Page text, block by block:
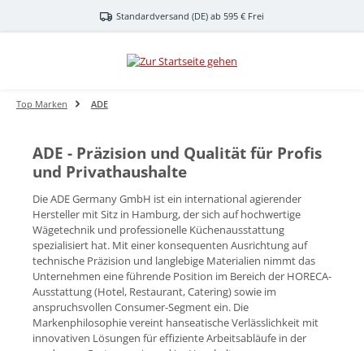
Zum Hauptinhalt springenStandardversand (DE) ab 595 € Frei
Top Marken ADE
ADE - Präzision und Qualität für Profis
und Privathaushalte
Die ADE Germany GmbH ist ein international agierender
Hersteller mit Sitz in Hamburg, der sich auf hochwertige
Wägetechnik und professionelle Küchenausstattung
spezialisiert hat. Mit einer konsequenten Ausrichtung auf
technische Präzision und langlebige Materialien nimmt das
Unternehmen eine führende Position im Bereich der HORECA-
Ausstattung (Hotel, Restaurant, Catering) sowie im
anspruchsvollen Consumer-Segment ein. Die
Markenphilosophie vereint hanseatische Verlässlichkeit mit
innovativen Lösungen für effiziente Arbeitsabläufe in der